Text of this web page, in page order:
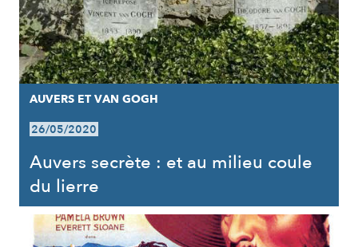
AUVERS ET VAN GOGH
26/05/2020
Auvers secrète : et au milieu coule
du lierre